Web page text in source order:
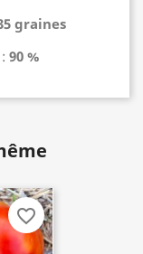
graines
90 %
favorite_border